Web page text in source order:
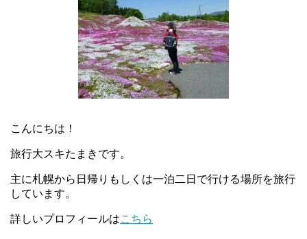
こんにちは！
旅行大スキたまきです。
主に札幌から日帰りもしくは一泊二日で行ける場所を旅行
しています。
詳しいプロフィールはこちら